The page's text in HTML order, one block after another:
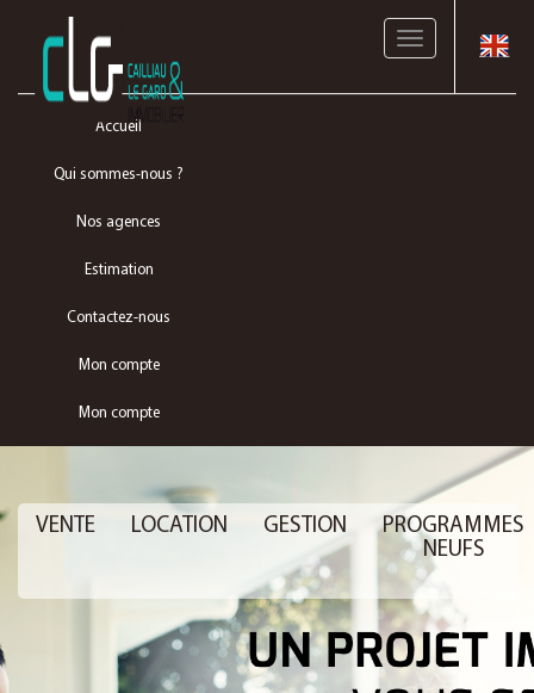
Toggle
Accueil
Qui sommes-nous ?
Nos agences
Estimation
Contactez-nous
Mon compte
Mon compte
VENTE LOCATION GESTION
PROGRAMMES
NEUFS